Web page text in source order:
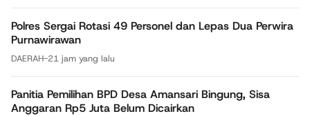
Polres Sergai Rotasi 49 Personel dan Lepas Dua Perwira
Purnawirawan
DAERAH-21 jam yang lalu
Panitia Pemilihan BPD Desa Amansari Bingung, Sisa
Anggaran Rp5 Juta Belum Dicairkan